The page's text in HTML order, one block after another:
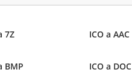
7Z ICO a AAC
BMP ICO a DOC